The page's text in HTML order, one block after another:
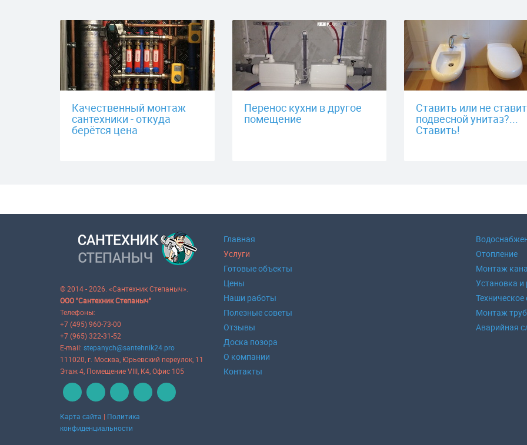
Качественный монтаж
сантехники - откуда
берётся цена
Перенос кухни в другое
помещение
Ставить или не
подвесной унитаз?...
Ставить!
© 2014 - 2026. «Сантехник Степаныч».
ООО "Сантехник Степаныч"
Телефоны:
+7 (495) 960-73-00
+7 (965) 322-31-52
E-mail: stepanych@santehnik24.pro
111020 , г. Москва Юрьевский переулок, 11
Этаж 4, Помещение VIII, К4, Офис 105
Карта сайта | Политика
конфиденциальности
Главная
Услуги
Готовые объекты
Цены
Наши работы
Полезные советы
Отзывы
Доска позора
О компании
Контакты
Отопление
Монтаж
Установка и
Монтаж труб
Аварийная